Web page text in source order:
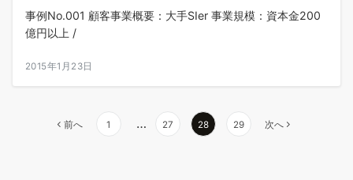
事例No.001 顧客事業概要：大手SIer 事業規模：資本金200
億円以上 /
2015年1月23日
前へ 1 … 27 28 29 次へ